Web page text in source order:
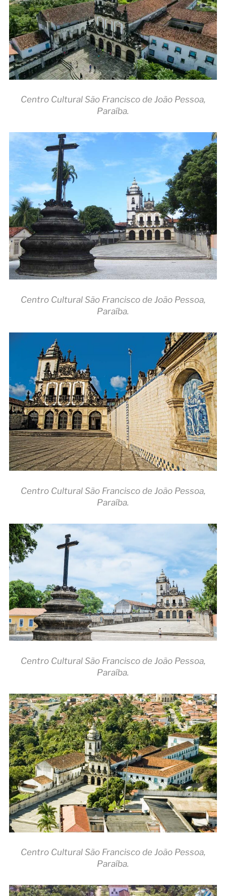
Centro Cultural São Francisco de João Pessoa,
Paraíba.
Centro Cultural São Francisco de João Pessoa,
Paraíba.
Centro Cultural São Francisco de João Pessoa,
Paraíba.
Centro Cultural São Francisco de João Pessoa,
Paraíba.
Centro Cultural São Francisco de João Pessoa,
Paraíba.